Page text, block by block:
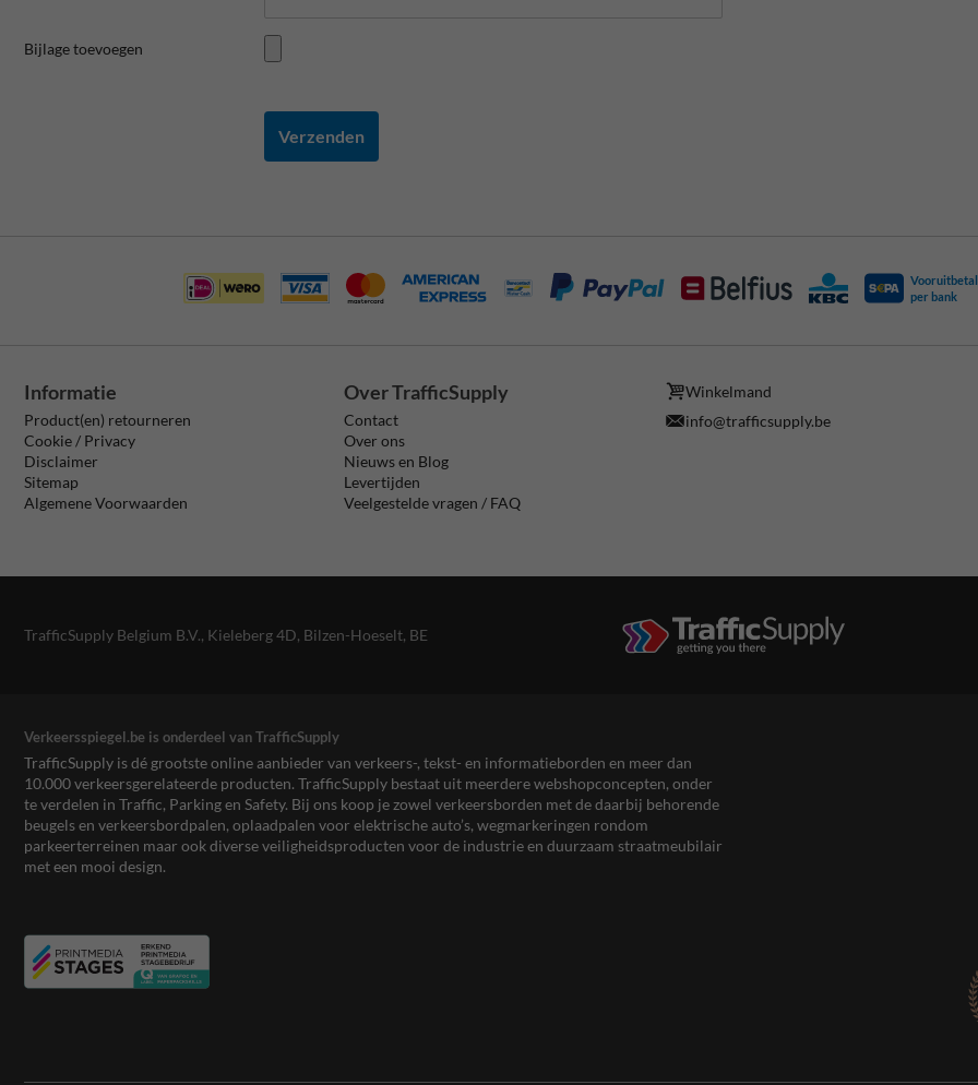
Bijlage toevoegen
Verzenden
per bank
Informatie
Product(en) retourneren
Cookie / Privacy
Disclaimer
Sitemap
Algemene Voorwaarden
Over TrafficSupply
Contact
Over ons
Nieuws en Blog
Levertijden
Veelgestelde vragen / FAQ
Winkelmand
info@trafficsupply.be
TrafficSupply Belgium B.V., Kieleberg 4D, Bilzen-Hoeselt, BE
Verkeersspiegel.be is onderdeel van TrafficSupply
TrafficSupply is dé grootste online aanbieder van verkeers-, tekst- en informatieborden en meer dan
10.000 verkeersgerelateerde producten. TrafficSupply bestaat uit meerdere webshopconcepten, onder
te verdelen in Traffic, Parking en Safety. Bij ons koop je zowel verkeersborden met de daarbij behorende
beugels en verkeersbordpalen, oplaadpalen voor elektrische auto’s, wegmarkeringen rondom
parkeerterreinen maar ook diverse veiligheidsproducten voor de industrie en duurzaam straatmeubilair
met een mooi design.